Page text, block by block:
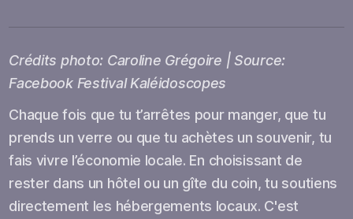
Crédits photo: Caroline Grégoire | Source:
Facebook Festival Kaléidoscopes
Chaque fois que tu t’arrêtes pour manger, que tu
prends un verre ou que tu achètes un souvenir, tu
fais vivre l’économie locale. En choisissant de
rester dans un hôtel ou un gîte du coin, tu soutiens
directement les hébergements locaux. C'est